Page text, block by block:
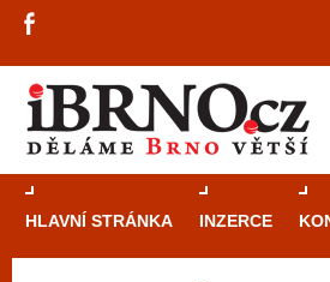
HLAVNÍ STRÁNKA INZERCE